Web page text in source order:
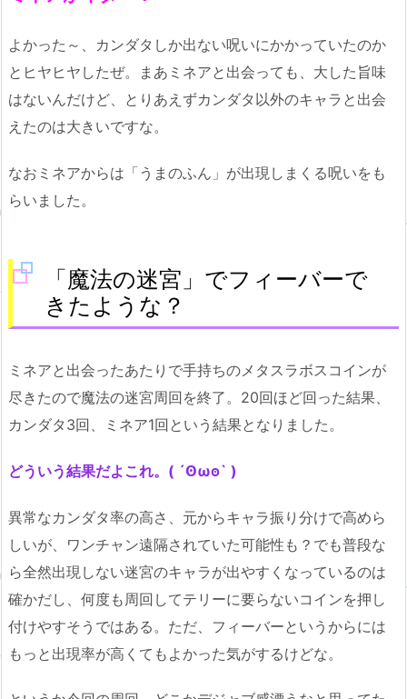
よかった～、カンダタしか出ない呪いにかかっていたのか
とヒヤヒヤしたぜ。まあミネアと出会っても、大した旨味
はないんだけど、とりあえずカンダタ以外のキャラと出会
えたのは大きいですな。
なおミネアからは「うまのふん」が出現しまくる呪いをも
らいました。
「魔法の迷宮」でフィーバーで
きたような？
ミネアと出会ったあたりで手持ちのメタスラボスコインが
尽きたので魔法の迷宮周回を終了。20回ほど回った結果、
カンダタ3回、ミネア1回という結果となりました。
どういう結果だよこれ。( ´Ꙩωꙩ` )
異常なカンダタ率の高さ、元からキャラ振り分けで高めら
しいが、ワンチャン遠隔されていた可能性も？でも普段な
ら全然出現しない迷宮のキャラが出やすくなっているのは
確かだし、何度も周回してテリーに要らないコインを押し
付けやすそうではある。ただ、フィーバーというからには
もっと出現率が高くてもよかった気がするけどな。